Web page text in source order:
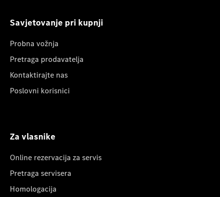
Savjetovanje pri kupnji
Probna vožnja
Pretraga prodavatelja
Kontaktirajte nas
Poslovni korisnici
Za vlasnike
Online rezervacija za servis
Pretraga servisera
Homologacija